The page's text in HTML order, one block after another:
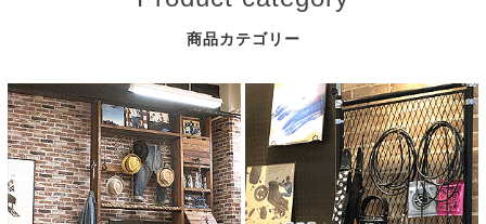
商品カテゴリー